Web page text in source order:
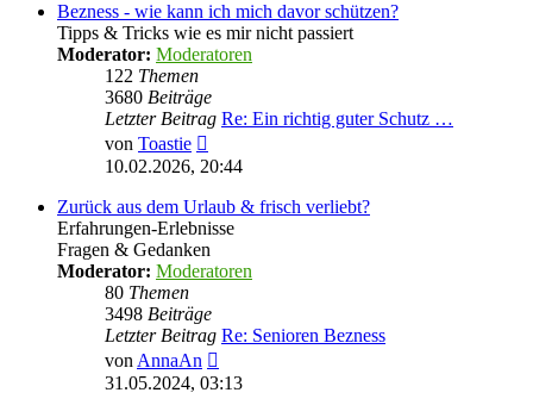
Bezness - wie kann ich mich davor schützen?
Tipps & Tricks wie es mir nicht passiert
Moderator: Moderatoren
122 Themen
3680 Beiträge
Letzter Beitrag Re: Ein richtig guter Schutz …
von Toastie
Beitrag
10.02.2026, 20:44
Zurück aus dem Urlaub & frisch verliebt?
Erfahrungen-Erlebnisse
Fragen & Gedanken
Moderator: Moderatoren
80 Themen
3498 Beiträge
Letzter Beitrag Re: Senioren Bezness
von AnnaAn
Beitrag
31.05.2024, 03:13